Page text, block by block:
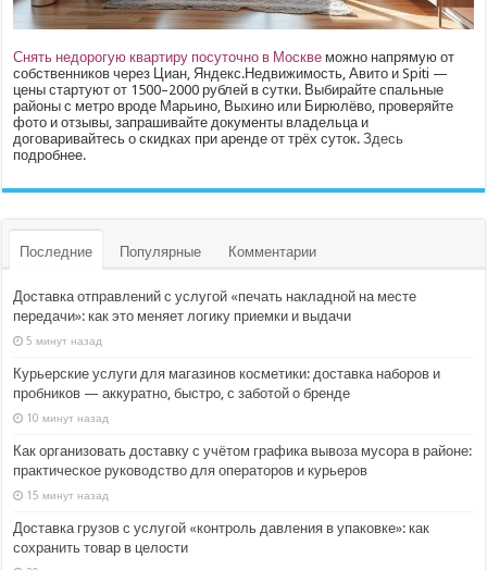
Снять недорогую квартиру посуточно в Москве можно напрямую от
собственников через Циан, Яндекс.Недвижимость, Авито и Spiti —
цены стартуют от 1500–2000 рублей в сутки. Выбирайте спальные
районы с метро вроде Марьино, Выхино или Бирюлёво, проверяйте
фото и отзывы, запрашивайте документы владельца и
договаривайтесь о скидках при аренде от трёх суток.Здесь
подробнее.
Последние Популярные Комментарии
Доставка отправлений с услугой «печать накладной на месте
передачи»: как это меняет логику приемки и выдачи
5 минут назад
Курьерские услуги для магазинов косметики: доставка наборов и
пробников — аккуратно, быстро, с заботой о бренде
10 минут назад
Как организовать доставку с учётом графика вывоза мусора в районе:
практическое руководство для операторов и курьеров
15 минут назад
Доставка грузов с услугой «контроль давления в упаковке»: как
сохранить товар в целости